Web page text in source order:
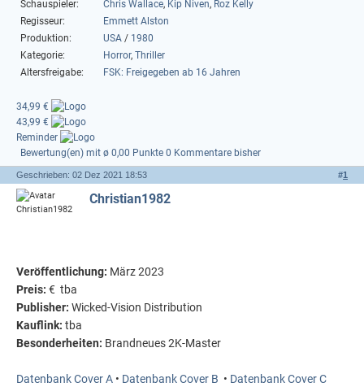
Schauspieler:
Chris Wallace, Kip Niven, Roz Kelly
Regisseur:
Emmett Alston
Produktion:
USA / 1980
Kategorie:
Horror, Thriller
Altersfreigabe:
FSK: Freigegeben ab 16 Jahren
34,99 €
43,99 €
Reminder
Bewertung(en) mit ø 0,00 Punkte 0 Kommentare bisher
#1
Geschrieben: 02 Dez 2021 18:53
Christian1982
Veröffentlichung: März 2023
Preis: € tba
Publisher: Wicked-Vision Distribution
Kauflink: tba
Besonderheiten: Brandneues 2K-Master
Datenbank Cover A • Datenbank Cover B • Datenbank Cover C